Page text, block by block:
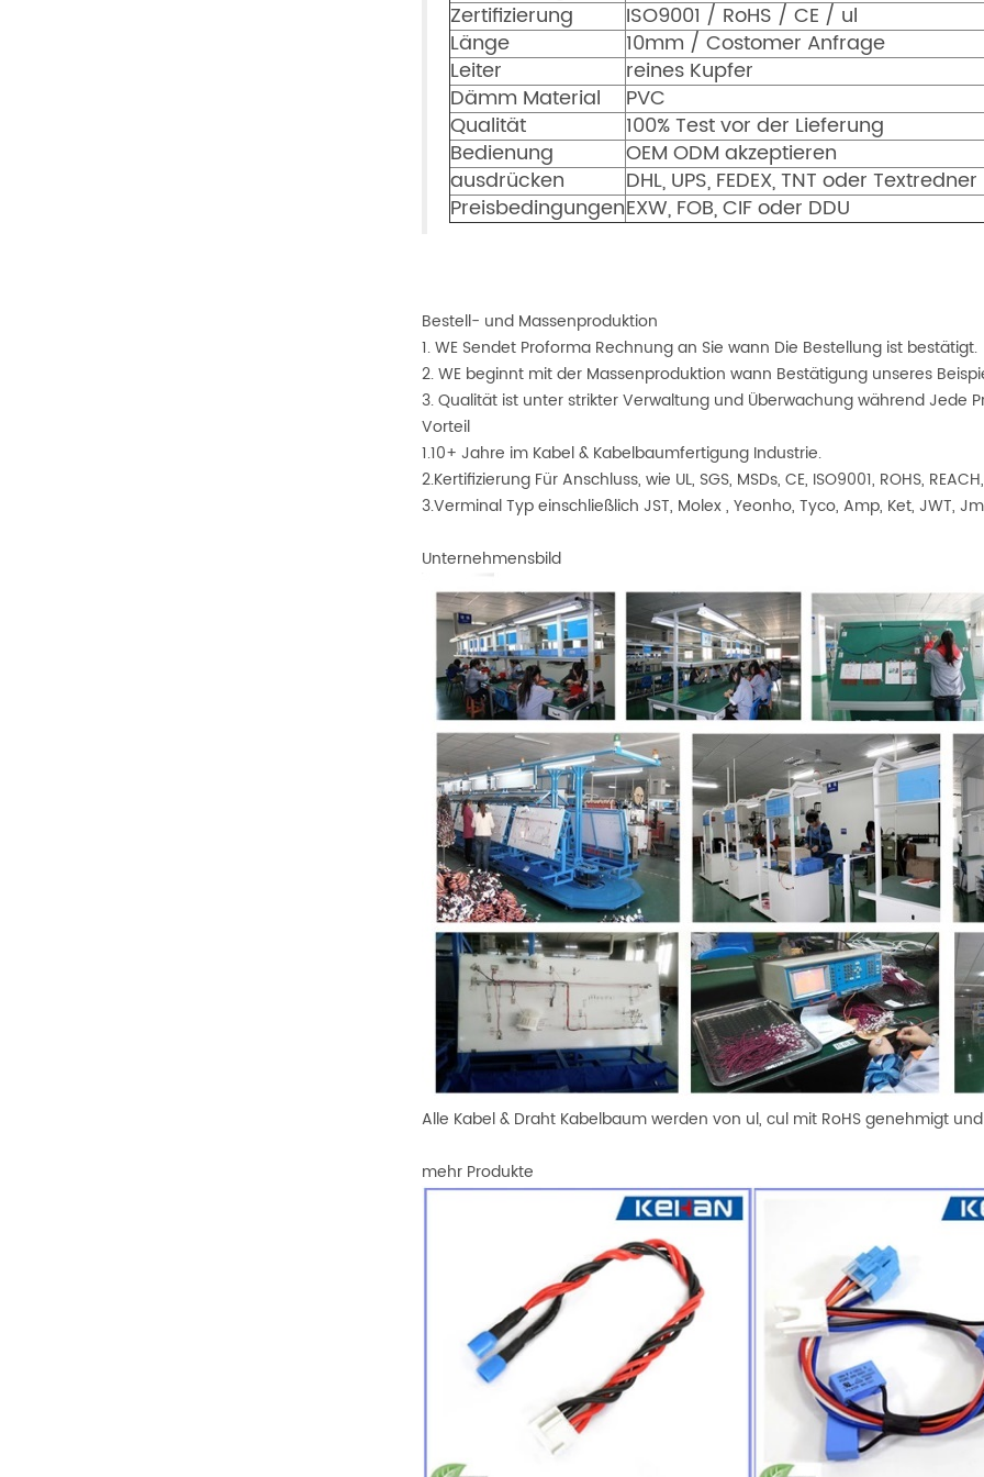
Zertifizierung
ISO9001 / RoHS / CE / ul
Länge
10mm / Costomer Anfrage
Leiter
reines Kupfer
Dämm Material
PVC
Qualität
100% Test vor der Lieferung
Bedienung
OEM ODM akzeptieren
ausdrücken
DHL, UPS, FEDEX, TNT oder Textredner
PreisbedingungenEXW, FOB, CIF oder DDU
Bestell- und Massenproduktion
1. WE Sendet Proforma Rechnung an Sie wann Die Bestellung ist bestätigt.
2. WE beginnt mit der Massenproduktion wann Bestätigung unseres
3. Qualität ist unter strikter Verwaltung und Überwachung während Jede
Vorteil
1.10+ Jahre im Kabel & Kabelbaumfertigung Industrie.
2.Kertifizierung Für Anschluss, wie UL, SGS, MSDs, CE, ISO9001, ROHS,
3.Verminal Typ einschließlich JST, Molex , Yeonho, Tyco, Amp, Ket, JWT,
Unternehmensbild
Alle Kabel & Draht Kabelbaum werden von ul, cul mit RoHS genehmigt
mehr Produkte